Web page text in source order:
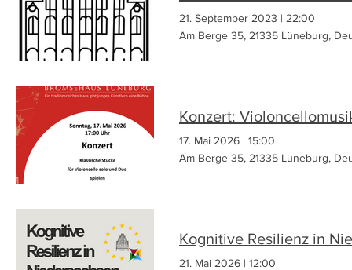
21. September 2023 | 22:00
Am Berge 35, 21335 Lüneburg,
Konzert:
17. Mai 2026 | 15:00
Am Berge 35, 21335 Lüneburg,
Kognitive Resilienz in
21. Mai 2026 | 12:00